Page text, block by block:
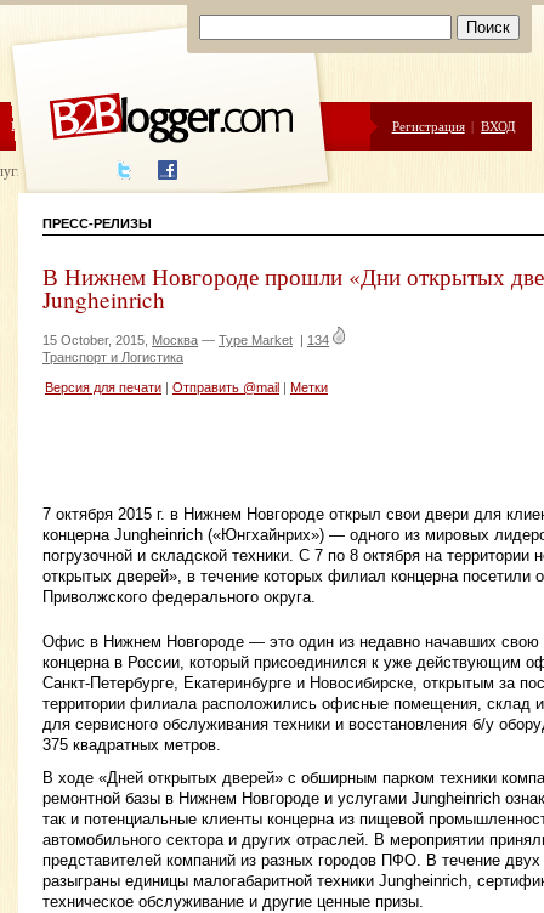
ЦЕНЫ ПОМОЩЬ Регистрация | ВХОД
написания
ПРЕСС-РЕЛИЗЫ
В Нижнем Новгороде прошли «Дни открытых
Jungheinrich
15 October, 2015, Москва — Type Market | 134
Транспорт и Логистика
Версия для печати Отправить @mail Метки
7 октября 2015 г. в Нижнем Новгороде открыл свои двери для
концерна Jungheinrich («Юнгхайнрих») — одного из мировых
погрузочной и складской техники. С 7 по 8 октября на
открытых дверей», в течение которых филиал концерна посетили
Приволжского федерального округа.
Офис в Нижнем Новгороде — это один из недавно начавших свою
концерна в России, который присоединился к уже действующим
Санкт-Петербурге, Екатеринбурге и Новосибирске, открытым за
территории филиала расположились офисные помещения, склад
для сервисного обслуживания техники и восстановления б/у
375 квадратных метров.
В ходе «Дней открытых дверей» с обширным парком техники
ремонтной базы в Нижнем Новгороде и услугами Jungheinrich
так и потенциальные клиенты концерна из пищевой
автомобильного сектора и других отраслей. В мероприятии
представителей компаний из разных городов ПФО. В течение
разыграны единицы малогабаритной техники Jungheinrich,
техническое обслуживание и другие ценные призы.